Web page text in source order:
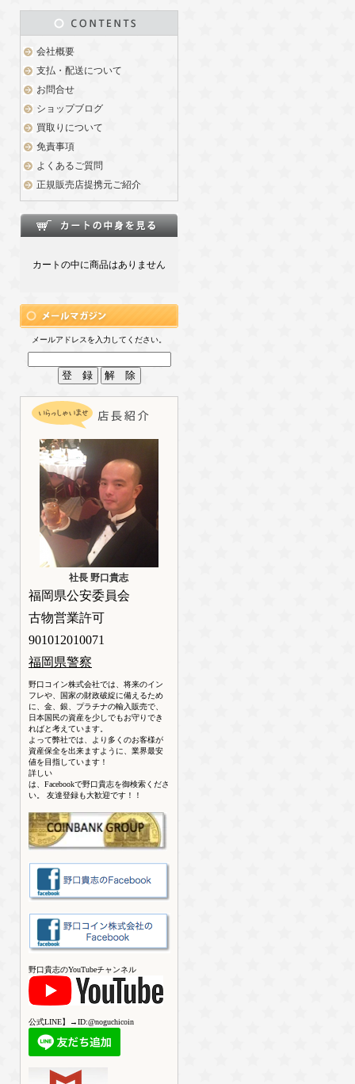
会社概要
支払・配送について
お問合せ
ショップブログ
買取りについて
免責事項
よくあるご質問
正規販売店提携元ご紹介
カートの中に商品はありません
メールアドレスを入力してください。
社長 野口貴志
福岡県公安委員会
古物営業許可
901012010071
福岡県警察
野口コイン株式会社では、将来のイン
フレや、国家の財政破綻に備えるため
に、金、銀、プラチナの輸入販売で、
日本国民の資産を少しでもお守りでき
ればと考えています。
よって弊社では、より多くのお客様が
資産保全を出来ますように、業界最安
値を目指しています！
詳しい
は、Facebookで野口貴志を御検索くださ
い。 友達登録も大歓迎です！！
野口貴志のYouTubeチャンネル
公式LINE】→ID:@noguchicoin